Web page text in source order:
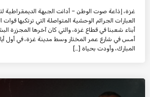
غزة، إذاعة صوت الوطن – أدانت الجبهة الديمقراطية
العبارات الجرائم الوحشية المتواصلة التي ترتكبها
أبناء شعبنا في قطاع غزة، والتي كان آخرها المجزرة
أمس في شارع عمر المختار وسط مدينة غزة، في أول
المبارك، وأودت بحياة […]